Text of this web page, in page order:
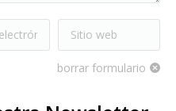
Sitio web
borrar formulario